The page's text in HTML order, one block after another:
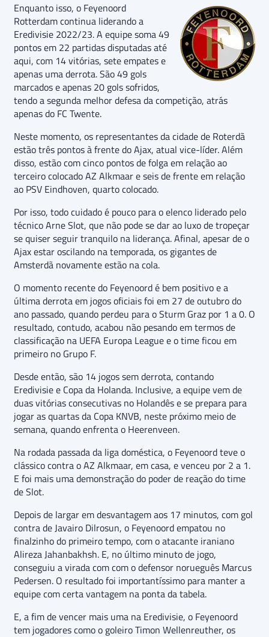
Enquanto isso, o Feyenoord
Rotterdam continua liderando a
Eredivisie 2022/23. A equipe soma 49
pontos em 22 partidas disputadas até
aqui, com 14 vitórias, sete empates e
apenas uma derrota. São 49 gols
marcados e apenas 20 gols sofridos,
tendo a segunda melhor defesa da competição, atrás
apenas do FC Twente.
Neste momento, os representantes da cidade de Roterdã
estão três pontos à frente do Ajax, atual vice-líder. Além
disso, estão com cinco pontos de folga em relação ao
terceiro colocado AZ Alkmaar e seis de frente em relação
ao PSV Eindhoven, quarto colocado.
Por isso, todo cuidado é pouco para o elenco liderado pelo
técnico Arne Slot, que não pode se dar ao luxo de tropeçar
se quiser seguir tranquilo na liderança. Afinal, apesar de o
Ajax estar oscilando na temporada, os gigantes de
Amsterdã novamente estão na cola.
O momento recente do Feyenoord é bem positivo e a
última derrota em jogos oficiais foi em 27 de outubro do
ano passado, quando perdeu para o Sturm Graz por 1 a 0. O
resultado, contudo, acabou não pesando em termos de
classificação na UEFA Europa League e o time ficou em
primeiro no Grupo F.
Desde então, são 14 jogos sem derrota, contando
Eredivisie e Copa da Holanda. Inclusive, a equipe vem de
duas vitórias consecutivas no Holandês e se prepara para
jogar as quartas da Copa KNVB, neste próximo meio de
semana, quando enfrenta o Heerenveen.
Na rodada passada da liga doméstica, o Feyenoord teve o
clássico contra o AZ Alkmaar, em casa, e venceu por 2 a 1.
E foi mais uma demonstração do poder de reação do time
de Slot.
Depois de largar em desvantagem aos 17 minutos, com gol
contra de Javairo Dilrosun, o Feyenoord empatou no
finalzinho do primeiro tempo, com o atacante iraniano
Alireza Jahanbakhsh. E, no último minuto de jogo,
conseguiu a virada com com o defensor norueguês Marcus
Pedersen. O resultado foi importantíssimo para manter a
equipe com certa vantagem na ponta da tabela.
E, a fim de vencer mais uma na Eredivisie, o Feyenoord
tem jogadores como o goleiro Timon Wellenreuther, os